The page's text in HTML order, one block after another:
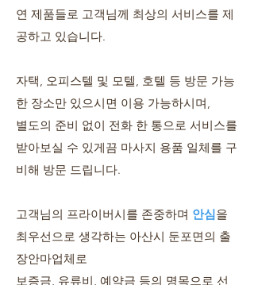
연 제품들로 고객님께 최상의 서비스를 제
공하고 있습니다.
자택, 오피스텔 및 모텔, 호텔 등 방문 가능
한 장소만 있으시면 이용 가능하시며,
별도의 준비 없이 전화 한 통으로 서비스를
받아보실 수 있게끔 마사지 용품 일체를 구
비해 방문 드립니다.
​고객님의 프라이버시를 존중하며 안심을
최우선으로 생각하는 아산시 둔포면의 출
장안마업체로
보증금, 유류비, 예약금 등의 명목으로 선